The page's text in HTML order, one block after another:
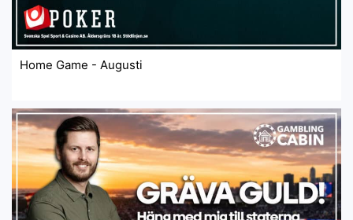
Home Game - Augusti